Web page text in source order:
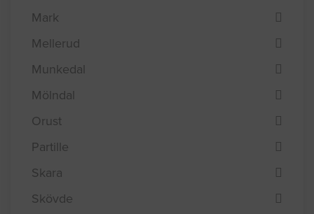
Mark
Mellerud
Munkedal
Mölndal
Orust
Partille
Skara
Skövde